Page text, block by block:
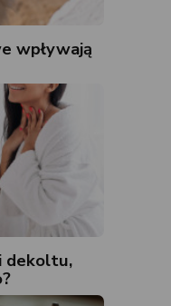
wpływają
dekoltu,